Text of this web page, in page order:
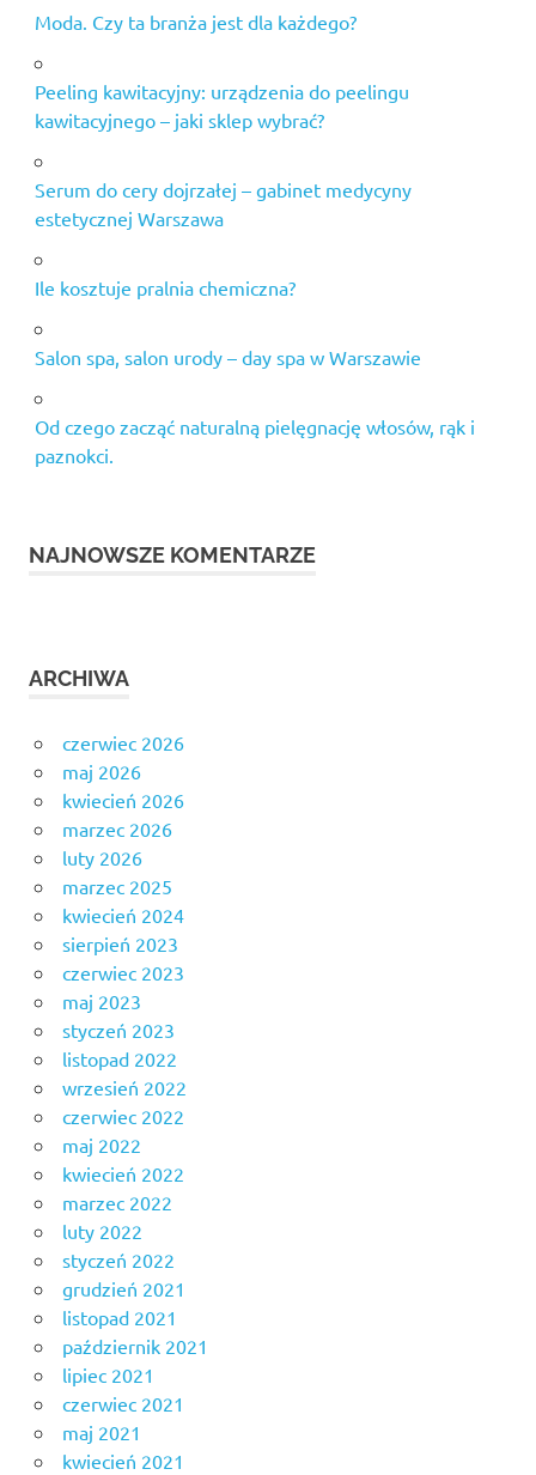
Moda. Czy ta branża jest dla każdego?
Peeling kawitacyjny: urządzenia do peelingu
kawitacyjnego – jaki sklep wybrać?
Serum do cery dojrzałej – gabinet medycyny
estetycznej Warszawa
Ile kosztuje pralnia chemiczna?
Salon spa, salon urody – day spa w Warszawie
Od czego zacząć naturalną pielęgnację włosów, rąk i
paznokci.
NAJNOWSZE KOMENTARZE
ARCHIWA
czerwiec 2026
maj 2026
kwiecień 2026
marzec 2026
luty 2026
marzec 2025
kwiecień 2024
sierpień 2023
czerwiec 2023
maj 2023
styczeń 2023
listopad 2022
wrzesień 2022
czerwiec 2022
maj 2022
kwiecień 2022
marzec 2022
luty 2022
styczeń 2022
grudzień 2021
listopad 2021
październik 2021
lipiec 2021
czerwiec 2021
maj 2021
kwiecień 2021